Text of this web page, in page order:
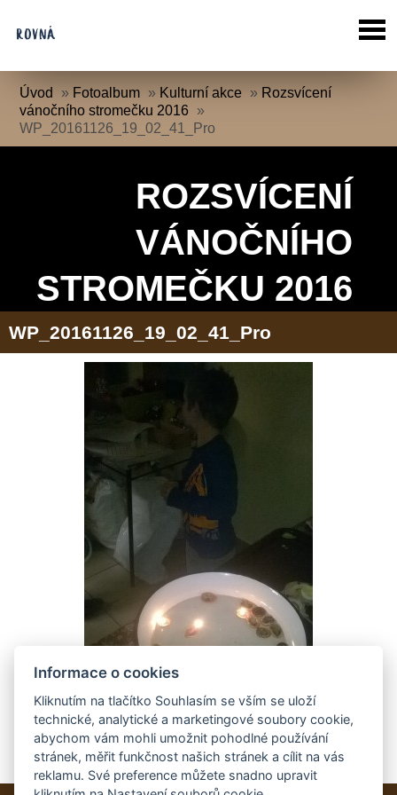
Úvod » Fotoalbum » Kulturní akce » Rozsvícení
vánočního stromečku 2016 »
WP_20161126_19_02_41_Pro
ROZSVÍCENÍ
VÁNOČNÍHO
STROMEČKU 2016
WP_20161126_19_02_41_Pro
Informace o cookies
Kliknutím na tlačítko Souhlasím se vším se uloží
technické, analytické a marketingové soubory cookie,
abychom vám mohli umožnit pohodlné používání
stránek, měřit funkčnost našich stránek a cílit na vás
reklamu. Své preference můžete snadno upravit